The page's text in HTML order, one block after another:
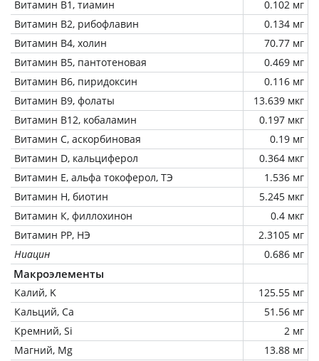
Витамин В1, тиамин
0.102 мг
Витамин В2, рибофлавин
0.134 мг
Витамин В4, холин
70.77 мг
Витамин В5, пантотеновая
0.469 мг
Витамин В6, пиридоксин
0.116 мг
Витамин В9, фолаты
13.639 мкг
Витамин В12, кобаламин
0.197 мкг
Витамин C, аскорбиновая
0.19 мг
Витамин D, кальциферол
0.364 мкг
Витамин Е, альфа токоферол, ТЭ
1.536 мг
Витамин Н, биотин
5.245 мкг
Витамин К, филлохинон
0.4 мкг
Витамин РР, НЭ
2.3105 мг
Ниацин
0.686 мг
Макроэлементы
Калий, K
125.55 мг
Кальций, Ca
51.56 мг
Кремний, Si
2 мг
Магний, Mg
13.88 мг